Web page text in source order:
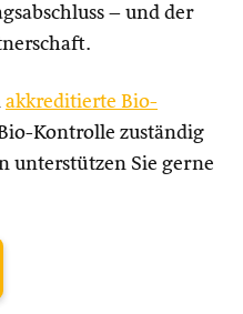
– und der
akkreditierte Bio-
Kontrolle zuständig
unterstützen Sie gerne